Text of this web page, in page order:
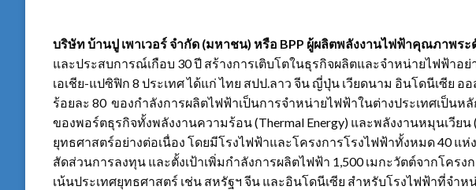
บริษัท บ้านปู เพาเวอร์ จำกัด (มหาชน) หรือ BPP ผู้ผลิตพลังงานไฟฟ้าคุณภาพระ
และประสบการณ์เกือบ 30 ปี สร้างการเติบโตในธุรกิจผลิตและจำหน่ายไฟฟ้าอ
เอเชีย-แปซิฟิก 8 ประเทศ ได้แก่ ไทย สปป.ลาว จีน ญี่ปุ่น เวียดนาม อินโดนีเซีย อ
ร้อยละ 80 ของกำลังการผลิตไฟฟ้าเป็นการจำหน่ายไฟฟ้าในต่างประเทศเป็นห
ของพอร์ตธุรกิจทั้งพลังงานความร้อน (Thermal Energy) และพลังงานหมุนเวียน
ยุทธศาสตร์อย่างต่อเนื่อง โดยมีโรงไฟฟ้าและโครงการโรงไฟฟ้าทั้งหมด 40 แ
สัดส่วนการลงทุน และตั้งเป้าเพิ่มกำลังการผลิตไฟฟ้า 1,500 เมกะวัตต์จากโคร
เน้นประเทศยุทธศาสตร์ เช่น สหรัฐฯ จีน และอินโดนีเซีย สำหรับโรงไฟฟ้าที่จำห